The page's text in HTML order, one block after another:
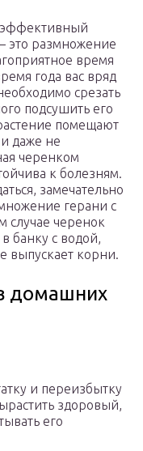
эффективный
это размножение
время
года вас вряд
срезать
подсушить его
помещают
и даже не
черенком
к болезням.
замечательно
герани с
случае черенок
банку с водой,
выпускает корни.
домашних
и переизбытку
здоровый,
его